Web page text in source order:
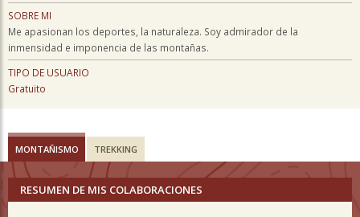
SOBRE MI
Me apasionan los deportes, la naturaleza. Soy admirador de la
inmensidad e imponencia de las montañas.
TIPO DE USUARIO
Gratuito
MONTAÑISMO TREKKING
RESUMEN DE MIS COLABORACIONES